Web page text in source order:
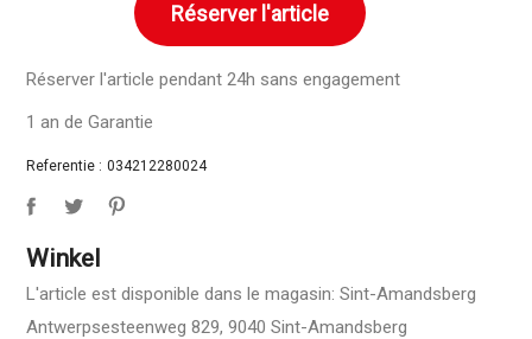
Réserver l'article
Réserver l'article pendant 24h sans engagement
1 an de Garantie
Referentie : 034212280024
Winkel
L'article est disponible dans le magasin: Sint-Amandsberg
Antwerpsesteenweg 829, 9040 Sint-Amandsberg